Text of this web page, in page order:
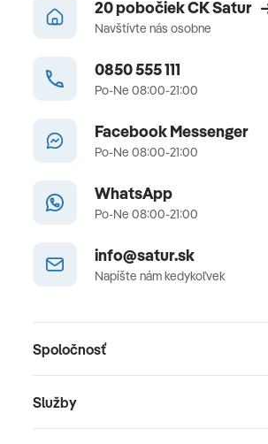
20 pobočiek CK Satur
Navštívte nás osobne
0850 555 111
Po-Ne 08:00-21:00
Facebook Messenger
Po-Ne 08:00-21:00
WhatsApp
Po-Ne 08:00-21:00
info@satur.sk
Napíšte nám kedykoľvek
Spoločnosť
Služby